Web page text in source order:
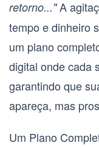
retorno..."A
tempo e dinheiro
um plano
digital onde cada
garantindo que
apareça, mas
Um Plano